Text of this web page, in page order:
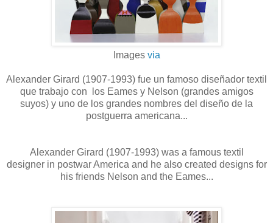
Images via
Alexander Girard (1907-1993) fue un famoso diseñador textil
que trabajo con los Eames y Nelson (grandes amigos
suyos) y uno de los grandes nombres del diseño de la
postguerra americana...
Alexander Girard (1907-1993) was a famous textil
designer in postwar America and he also created designs for
his friends Nelson and the Eames...